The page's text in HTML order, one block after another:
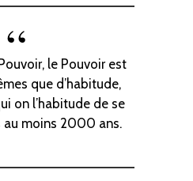
que d’habitude,
on l’habitude de se
au moins 2000 ans.